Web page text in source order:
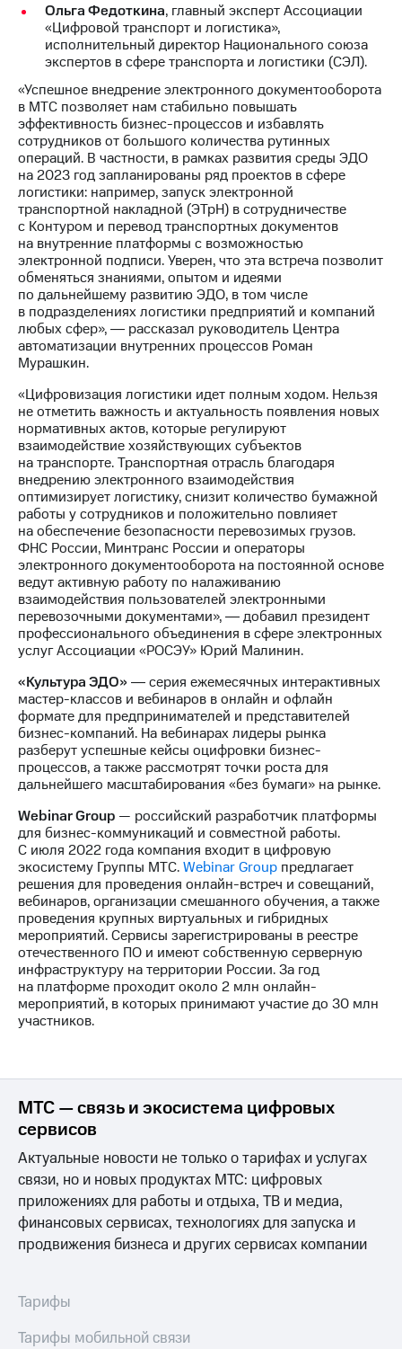
аудит
Рынок
акций
Описание
Программа
приобретения
Порядок
выкупа
акций
Дивиденды
Рынок
облигаций
Описание
Еврооблигации-2023
Уведомление
о
погашении
именных
облигаций
Другое
Регистратор
Реквизиты
Контакты
развитие
деловая этика
На главную
Ольга Федоткина, главный эксперт Ассоциации
«Цифровой транспорт и логистика»,
исполнительный директор Национального союза
экспертов в сфере транспорта и логистики (СЭЛ).
«Успешное внедрение электронного документооборота
в МТС позволяет нам стабильно повышать
эффективность бизнес-процессов и избавлять
сотрудников от большого количества рутинных
операций. В частности, в рамках развития среды ЭДО
на 2023 год запланированы ряд проектов в сфере
логистики: например, запуск электронной
транспортной накладной (ЭТрН) в сотрудничестве
с Контуром и перевод транспортных документов
на внутренние платформы с возможностью
электронной подписи. Уверен, что эта встреча позволит
обменяться знаниями, опытом и идеями
по дальнейшему развитию ЭДО, в том числе
в подразделениях логистики предприятий и компаний
любых сфер», ― рассказал руководитель Центра
автоматизации внутренних процессов Роман
Мурашкин.
«Цифровизация логистики идет полным ходом. Нельзя
не отметить важность и актуальность появления новых
нормативных актов, которые регулируют
взаимодействие хозяйствующих субъектов
на транспорте. Транспортная отрасль благодаря
внедрению электронного взаимодействия
оптимизирует логистику, снизит количество бумажной
работы у сотрудников и положительно повлияет
на обеспечение безопасности перевозимых грузов.
ФНС России, Минтранс России и операторы
электронного документооборота на постоянной основе
ведут активную работу по налаживанию
взаимодействия пользователей электронными
перевозочными документами», ― добавил президент
профессионального объединения в сфере электронных
услуг Ассоциации «РОСЭУ» Юрий Малинин.
«Культура ЭДО»― серия ежемесячных интерактивных
мастер-классов и вебинаров в онлайн и офлайн
формате для предпринимателей и представителей
бизнес-компаний. На вебинарах лидеры рынка
разберут успешные кейсы оцифровки бизнес-
процессов, а также рассмотрят точки роста для
дальнейшего масштабирования «без бумаги» на рынке.
Webinar Group — российский разработчик платформы
для бизнес-коммуникаций и совместной работы.
С июля 2022 года компания входит в цифровую
экосистему Группы МТС.Webinar Group предлагает
решения для проведения онлайн-встреч и совещаний,
вебинаров, организации смешанного обучения, а также
проведения крупных виртуальных и гибридных
мероприятий. Сервисы зарегистрированы в реестре
отечественного ПО и имеют собственную серверную
инфраструктуру на территории России. За год
на платформе проходит около 2 млн онлайн-
мероприятий, в которых принимают участие до 30 млн
участников.
МТС — связь и экосистема цифровых
сервисов
Актуальные новости не только о тарифах и услугах
связи, но и новых продуктах МТС: цифровых
приложениях для работы и отдыха, ТВ и медиа,
финансовых сервисах, технологиях для запуска и
продвижения бизнеса и других сервисах компании
Тарифы
Тарифы мобильной связи